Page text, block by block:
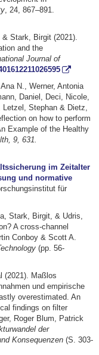
, 24, 867–891.
Stark, Birgit (2021).
and the
Journal of
N., Werner, Antonia
Daniel, Deci, Nicole,
Stephan & Dietz,
on how to perform
Example of the Healthy
9, 631.
im Zeitalter
und normative
für
Stark, Birgit, & Udris,
A cross-channel
Conboy & Scott A.
(pp. 56-
(2021). Maßlos
und empirische
overestimated. An
findings on filter
Roger Blum, Patrick
der
Konsequenzen (S. 303-